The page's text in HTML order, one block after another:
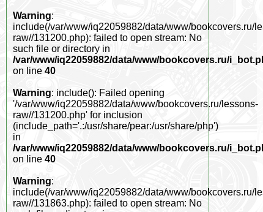
Warning:
include(/var/www/iq22059882/data/www/bookcovers.ru/
raw//131200.php): failed to open stream: No
such file or directory in
/var/www/iq22059882/data/www/bookcovers.ru/
on line 40
Warning: include(): Failed opening
'/var/www/iq22059882/data/www/bookcovers.ru/lessons-
raw//131200.php' for inclusion
(include_path='.:/usr/share/pear:/usr/share/php')
in
/var/www/iq22059882/data/www/bookcovers.ru/
on line 40
Warning:
include(/var/www/iq22059882/data/www/bookcovers.ru/
raw//131863.php): failed to open stream: No